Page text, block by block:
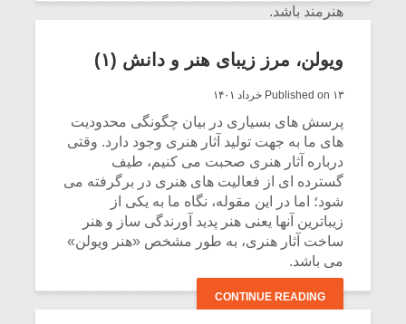
هنرمند باشد.
ویولن، مرز زیبای هنر و دانش (۱)
Published on ۱۳ خرداد ۱۴۰۱
پرسش های بسیاری در بیان چگونگی محدودیت
های ما به جهت تولید آثار هنری وجود دارد. وقتی
درباره آثار هنری صحبت می کنیم، طیف
گسترده ای از فعالیت های هنری در برگرفته می
شود؛ اما در این مقوله، نگاه ما به یکی از
زیباترین آنها یعنی هنر پدید آورندگی ساز و هنر
ساخت آثار هنری، به طور مشخص «هنر ویولن»
می باشد.
CONTINUE READING